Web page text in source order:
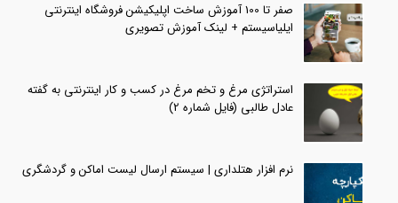
صفر تا 100 آموزش ساخت اپلیکیشن فروشگاه اینترنتی
ایلیاسیستم + لینک آموزش تصویری
استراتژی مرغ و تخم مرغ در کسب و کار اینترنتی به گفته
عادل طالبی (فایل شماره 2)
نرم افزار هتلداری | سیستم ارسال لیست اماکن و گردشگری